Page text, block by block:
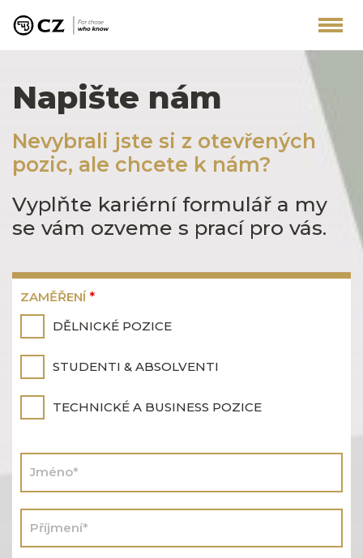
Napište nám
Nevybrali jste si z otevřených
pozic, ale chcete k nám?
Vyplňte kariérní formulář a my
se vám ozveme s prací pro vás.
ZAMĚŘENÍ *
DĚLNICKÉ POZICE
STUDENTI & ABSOLVENTI
TECHNICKÉ A BUSINESS POZICE